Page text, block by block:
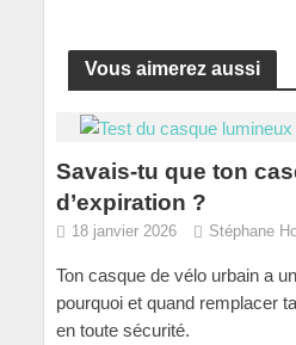
Vous aimerez aussi
Savais-tu que ton
d’expiration ?
18 janvier 2026 Stéphane
Ton casque de vélo urbain a
pourquoi et quand remplacer
en toute sécurité.